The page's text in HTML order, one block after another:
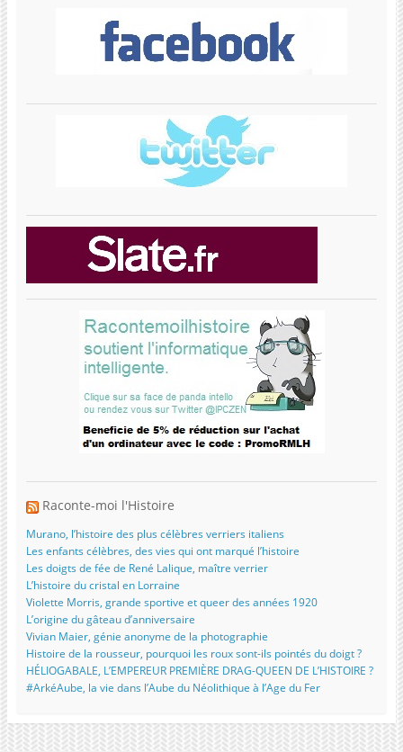
Raconte-moi l'Histoire
Murano, l’histoire des plus célèbres verriers italiens
Les enfants célèbres, des vies qui ont marqué l’histoire
Les doigts de fée de René Lalique, maître verrier
L’histoire du cristal en Lorraine
Violette Morris, grande sportive et queer des années 1920
L’origine du gâteau d’anniversaire
Vivian Maier, génie anonyme de la photographie
Histoire de la rousseur, pourquoi les roux sont-ils pointés du doigt ?
HÉLIOGABALE, L’EMPEREUR PREMIÈRE DRAG-QUEEN DE L’HISTOIRE ?
#ArkéAube, la vie dans l’Aube du Néolithique à l’Age du Fer